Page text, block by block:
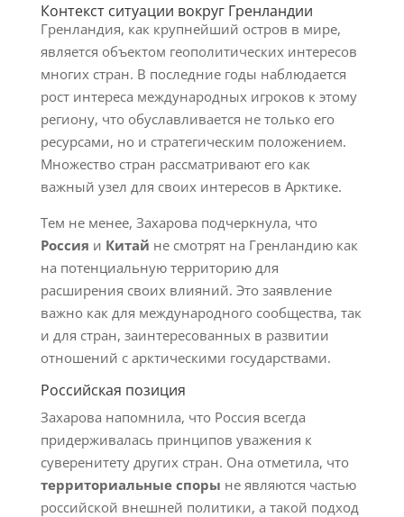
Контекст ситуации вокруг Гренландии
Гренландия, как крупнейший остров в мире,
является объектом геополитических интересов
многих стран. В последние годы наблюдается
рост интереса международных игроков к этому
региону, что обуславливается не только его
ресурсами, но и стратегическим положением.
Множество стран рассматривают его как
важный узел для своих интересов в Арктике.
Тем не менее, Захарова подчеркнула, что
Россия и Китай не смотрят на Гренландию как
на потенциальную территорию для
расширения своих влияний. Это заявление
важно как для международного сообщества, так
и для стран, заинтересованных в развитии
отношений с арктическими государствами.
Российская позиция
Захарова напомнила, что Россия всегда
придерживалась принципов уважения к
суверенитету других стран. Она отметила, что
территориальные споры не являются частью
российской внешней политики, а такой подход